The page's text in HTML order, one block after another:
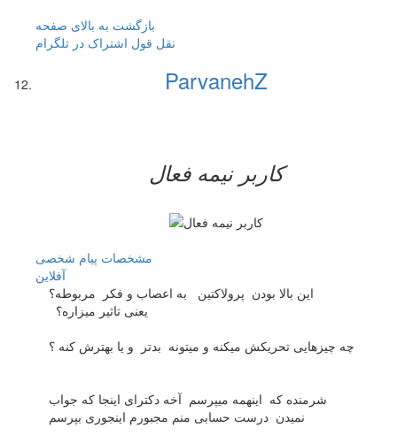
بازگشت به بالای صفحه
نقل قول اشتراک در تلگرام
ParvanehZ
کاربر نيمه فعال
مشخصات پیام شخصی
آفلاين
این بالا بودن پرولاکتین به اعصاب و فکر مربوطه؟
یعنی تاثیر میزاره؟
چه چیزهایی تحریکش میکنه و میتونه بدتر و یا بهترش کنه ؟
شرمنده که اینهمه میپرسم آخه دکترای اینجا که جواب
نمیدن درست حسابی منم مجبورم اینجوری بپرسم